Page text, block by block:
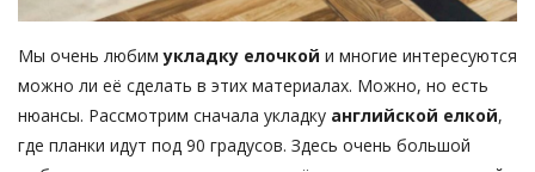
Мы очень любимукладку елочкой и многие интересуются
можно ли её сделать в этих материалах. Можно, но есть
нюансы. Рассмотрим сначала укладку английской елкой,
где планки идут под 90 градусов. Здесь очень большой